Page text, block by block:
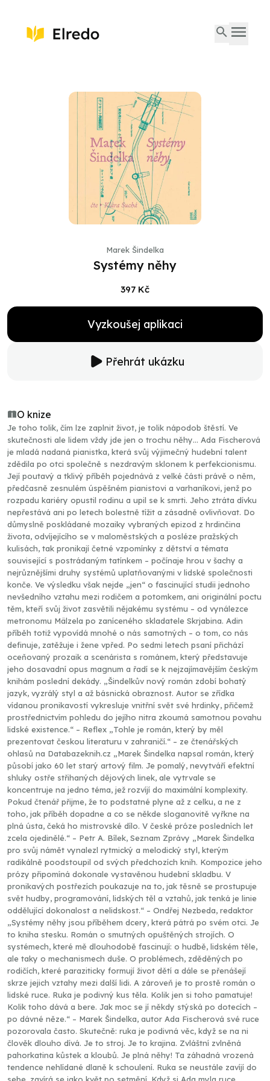
Marek Šindelka
Systémy něhy
397 Kč
Vyzkoušej aplikaci
Přehrát ukázku
O knize
Je toho tolik, čím lze zaplnit život, je tolik nápodob štěstí. Ve
skutečnosti ale lidem vždy jde jen o trochu něhy… Ada Fischerová
je mladá nadaná pianistka, která svůj výjimečný hudební talent
zdědila po otci společně s nezdravým sklonem k perfekcionismu.
Její poutavý a tklivý příběh pojednává z velké části právě o něm,
předčasně zesnulém úspěšném pianistovi a varhaníkovi, jenž po
rozpadu kariéry opustil rodinu a upil se k smrti. Jeho ztráta dívku
nepřestává ani po letech bolestně tížit a zásadně ovlivňovat. Do
důmyslně poskládané mozaiky vybraných epizod z hrdinčina
života, odvíjejícího se v maloměstských a posléze pražských
kulisách, tak pronikají četné vzpomínky z dětství a témata
související s postrádaným tatínkem – počínaje hrou v šachy a
nejrůznějšími druhy systémů uplatňovanými v lidské společnosti
konče. Ve výsledku však nejde „jen“ o fascinující studii jednoho
nevšedního vztahu mezi rodičem a potomkem, ani originální poctu
těm, kteří svůj život zasvětili nějakému systému – od vynálezce
metronomu Mälzela po zaníceného skladatele Skrjabina. Adin
příběh totiž vypovídá mnohé o nás samotných – o tom, co nás
definuje, zatěžuje i žene vpřed. Po sedmi letech psaní přichází
oceňovaný prozaik a scenárista s románem, který představuje
jeho dosavadní opus magnum a řadí se k nejzajímavějším českým
knihám poslední dekády. „Šindelkův nový román zdobí bohatý
jazyk, vyzrálý styl a až básnická obraznost. Autor se zřídka
vídanou pronikavostí vykresluje vnitřní svět své hrdinky, přičemž
prostřednictvím pohledu do jejího nitra zkoumá samotnou povahu
lidské existence.“ – Reflex „Tohle je román, který by měl
prezentovat českou literaturu v zahraničí.“ – ze čtenářských
ohlasů na Databazeknih.cz „Marek Šindelka napsal román, který
působí jako 60 let starý artový film. Je pomalý, nevytváří efektní
shluky ostře střihaných dějových linek, ale vytrvale se
koncentruje na jedno téma, jež rozvíjí do maximální komplexity.
Pokud čtenář přijme, že to podstatné plyne až z celku, a ne z
toho, jak příběh dopadne a co se někde sloganovitě vyřkne na
plná ústa, čeká ho mistrovské dílo. V české próze posledních let
zcela ojedinělé.“ – Petr A. Bílek, Seznam Zprávy „Marek Šindelka
pro svůj námět vynalezl rytmický a melodický styl, kterým
radikálně poodstoupil od svých předchozích knih. Kompozice jeho
prózy připomíná dokonale vystavěnou hudební skladbu. V
pronikavých postřezích poukazuje na to, jak těsně se prostupuje
svět hudby, programování, lidských těl a vztahů, jak tenká je linie
oddělující dokonalost a nelidskost.“ – Ondřej Nezbeda, redaktor
„Systémy něhy jsou příběhem dcery, která pátrá po svém otci. Je
to kniha stesku. Román o smutných opuštěných strojích. O
systémech, které mě dlouhodobě fascinují: o hudbě, lidském těle,
ale taky o mechanismech duše. O problémech, zděděných po
rodičích, které paraziticky formují život dětí a dále se přenášejí
skrze jejich vztahy mezi další lidi. A zároveň je to prostě román o
lidské ruce. Ruka je podivný kus těla. Kolik jen si toho pamatuje!
Kolik toho dává a bere. Jak moc se jí někdy stýská po dotecích –
po dávné něze.“ – Marek Šindelka, autor Ada Fischerová své ruce
pozorovala často. Skutečně: ruka je podivná věc, když se na ni
člověk dlouho dívá. Je to stroj. Je to krajina. Zvláštní zvlněná
pahorkatina kůstek a kloubů. Je plná něhy! Ta záhadná vrozená
tendence nehlídané dlaně k schoulení. Ruka se neustále zavíjí do